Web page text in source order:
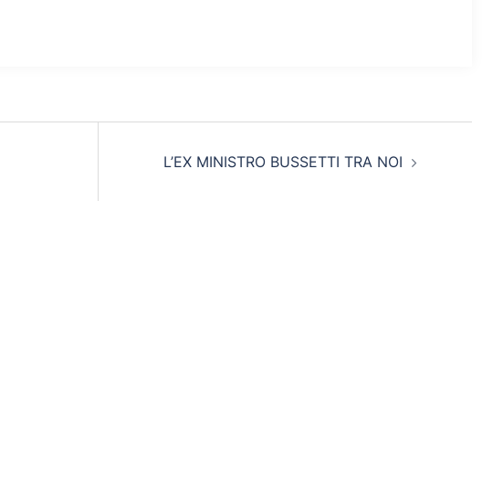
L’EX MINISTRO BUSSETTI TRA NOI